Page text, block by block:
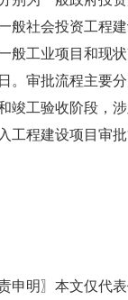
般社会投资工程
般工业项目和现
。审批流程主要
竣工验收阶段，
工程建设项目审批
申明〗本文仅代